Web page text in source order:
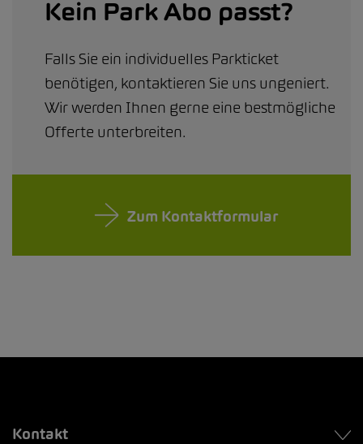
Kein Park Abo passt?
Falls Sie ein individuelles Parkticket
benötigen, kontaktieren Sie uns ungeniert.
Wir werden Ihnen gerne eine bestmögliche
Offerte unterbreiten.
Zum Kontaktformular
Kontakt